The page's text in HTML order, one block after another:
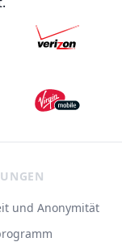
und Anonymität